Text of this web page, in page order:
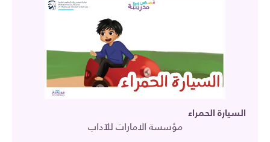
السيارة الحمراء
مؤسسة الامارات للآداب